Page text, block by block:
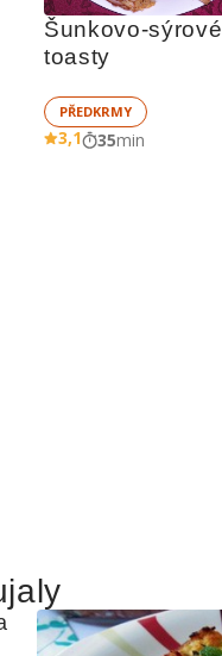
Šunkovo-sýrové
toasty
PŘEDKRMY
3,1 35min